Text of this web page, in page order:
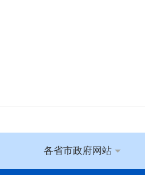
各省市政府网站